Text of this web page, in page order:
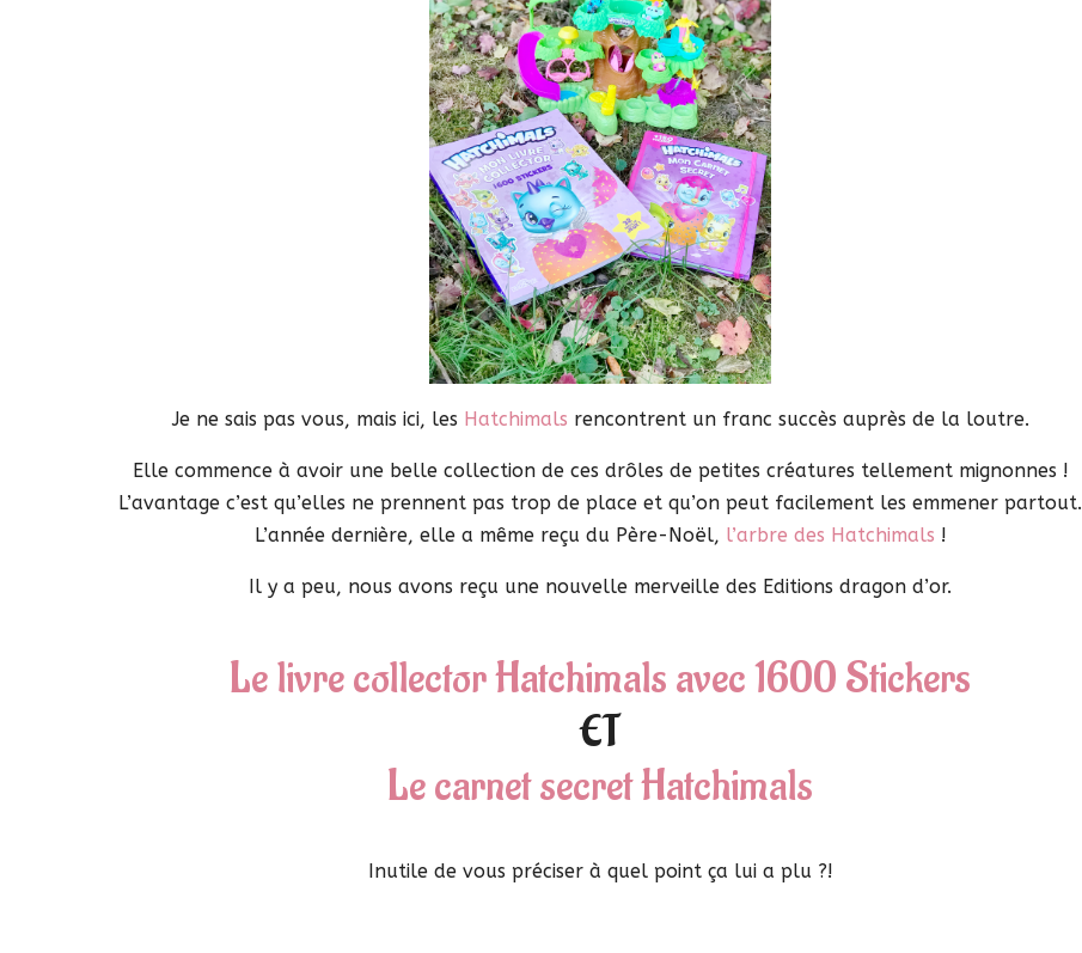
Je ne sais pas vous, mais ici, les Hatchimals rencontrent un franc succès auprès de la loutre.
Elle commence à avoir une belle collection de ces drôles de petites créatures tellement mignonnes !
L’avantage c’est qu’elles ne prennent pas trop de place et qu’on peut facilement les emmener partout.
L’année dernière, elle a même reçu du Père-Noël, l’arbre des Hatchimals !
Il y a peu, nous avons reçu une nouvelle merveille des Editions dragon d’or.
Le livre collector Hatchimals avec 1600 Stickers
ET
Le carnet secret Hatchimals
Inutile de vous préciser à quel point ça lui a plu ?!